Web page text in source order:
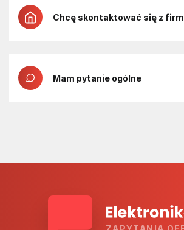
Chcę skontaktować się z
Mam pytanie ogólne